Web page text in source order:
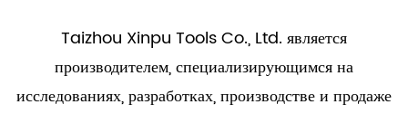
Taizhou Xinpu Tools Co., Ltd. является
производителем, специализирующимся на
исследованиях, разработках, производстве и продаже